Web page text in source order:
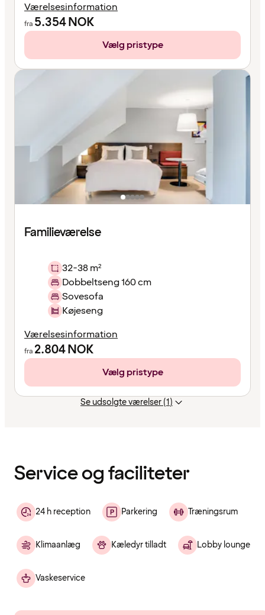
Værelsesinformation
fra 5.354NOK
Vælg pristype
Familieværelse
32-38 m²
Dobbeltseng 160 cm
Sovesofa
Køjeseng
Værelsesinformation
fra 2.804NOK
Vælg pristype
Se udsolgte værelser (1)
Service og faciliteter
24 h reception Parkering Træningsrum
Klimaanlæg Kæledyr tilladt Lobby lounge
Vaskeservice